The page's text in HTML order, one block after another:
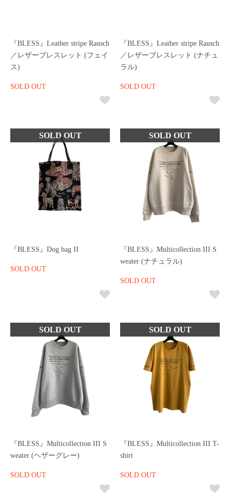
『BLESS』Leather stripe Rausch
／レザーブレスレット (フェイ
ス)
SOLD OUT
『BLESS』Leather stripe Rausch
／レザーブレスレット (ナチュ
ラル)
SOLD OUT
『BLESS』Dog bag II
SOLD OUT
『BLESS』Multicollection III S
weater (ナチュラル)
SOLD OUT
『BLESS』Multicollection III S
weater (ヘザーグレー)
SOLD OUT
『BLESS』Multicollection III T-
shirt
SOLD OUT